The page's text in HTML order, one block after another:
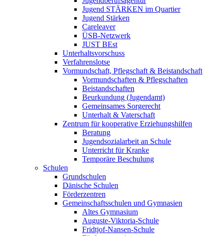
Jugend STÄRKEN im Quartier
Jugend Stärken
Careleaver
ÜSB-Netzwerk
JUST BEst
Unterhaltsvorschuss
Verfahrenslotse
Vormundschaft, Pflegschaft & Beistandschaft
Vormundschaften & Pflegschaften
Beistandschaften
Beurkundung (Jugendamt)
Gemeinsames Sorgerecht
Unterhalt & Vaterschaft
Zentrum für kooperative Erziehungshilfen
Beratung
Jugendsozialarbeit an Schule
Unterricht für Kranke
Temporäre Beschulung
Schulen
Grundschulen
Dänische Schulen
Förderzentren
Gemeinschaftsschulen und Gymnasien
Altes Gymnasium
Auguste-Viktoria-Schule
Fridtjof-Nansen-Schule